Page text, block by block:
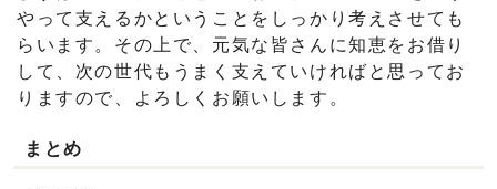
やって支えるかということをしっかり考えさせても
らいます。その上で、元気な皆さんに知恵をお借り
して、次の世代もうまく支えていければと思ってお
りますので、よろしくお願いします。
まとめ